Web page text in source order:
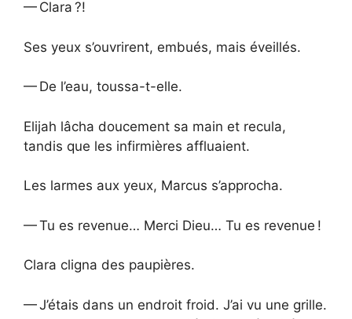
— Clara ?!
Ses yeux s’ouvrirent, embués, mais éveillés.
— De l’eau, toussa-t-elle.
Elijah lâcha doucement sa main et recula,
tandis que les infirmières affluaient.
Les larmes aux yeux, Marcus s’approcha.
— Tu es revenue… Merci Dieu… Tu es revenue !
Clara cligna des paupières.
— J’étais dans un endroit froid. J’ai vu une grille.